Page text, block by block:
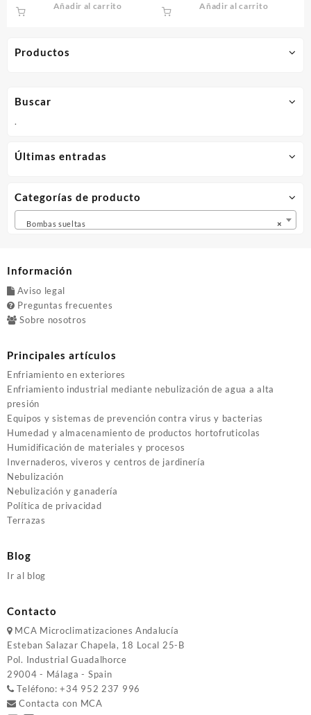
Productos
Añadir al carrito Añadir al carrito
Buscar
.
Últimas entradas
Categorías de producto
×
Bombas sueltas
Información
Aviso legal
Preguntas frecuentes
Sobre nosotros
Principales artículos
Enfriamiento en exteriores
Enfriamiento industrial mediante nebulización de agua a alta
presión
Equipos y sistemas de prevención contra virus y bacterias
Humedad y almacenamiento de productos hortofruticolas
Humidificación de materiales y procesos
Invernaderos, viveros y centros de jardinería
Nebulización
Nebulización y ganadería
Política de privacidad
Terrazas
Blog
Ir al blog
Contacto
MCA Microclimatizaciones Andalucía
Esteban Salazar Chapela, 18 Local 25-B
Pol. Industrial Guadalhorce
29004 - Málaga - Spain
Teléfono:+34 952 237 996
Contacta con MCA